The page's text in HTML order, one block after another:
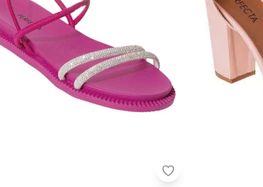
(Cobre) em Sintético Verniz
Perfecta -